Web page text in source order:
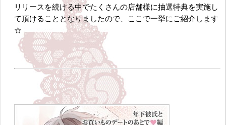
リリースを続ける中でたくさんの店舗様に抽選特典を実施し
て頂けることとなりましたので、ここで一挙にご紹介します
☆